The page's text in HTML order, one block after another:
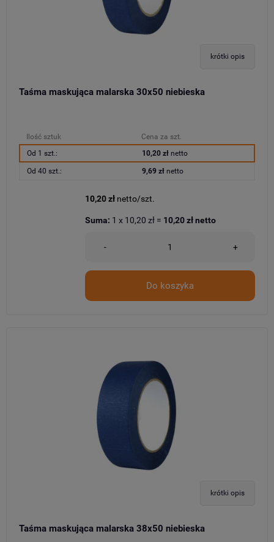
krótki opis
Taśma maskująca malarska 30x50 niebieska
Ilość sztuk
Cena za szt.
Od 1 szt.:
10,20 złnetto
Od 40 szt.: 9,69 złnetto
10,20 zł netto/szt.
- +
Do koszyka
Suma: 1 x 10,20 zł = 10,20 złnetto
krótki opis
Taśma maskująca malarska 38x50 niebieska